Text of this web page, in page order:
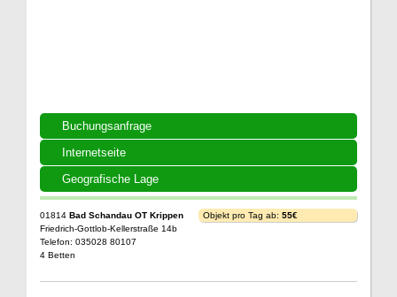
Buchungsanfrage
Internetseite
Geografische Lage
01814 Bad Schandau OT Krippen
Friedrich-Gottlob-Kellerstraße 14b
Telefon: 035028 80107
4 Betten
Objekt pro Tag ab: 55€